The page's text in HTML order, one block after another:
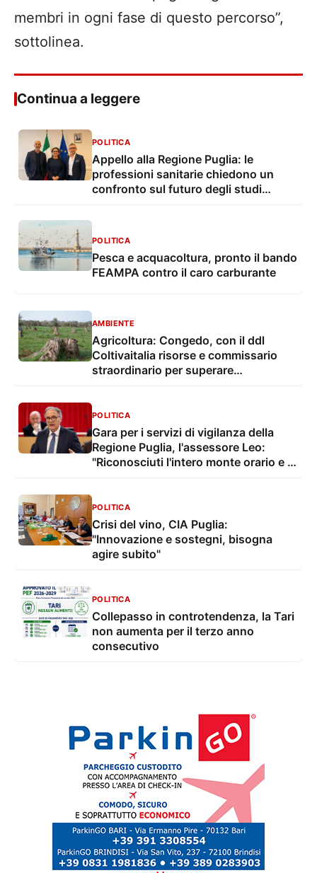
membri in ogni fase di questo percorso”,
sottolinea.
Continua a leggere
POLITICA
Appello alla Regione Puglia: le
professioni sanitarie chiedono un
confronto sul futuro degli studi
POLITICA
Pesca e acquacoltura, pronto il bando
FEAMPA contro il caro carburante
AMBIENTE
Agricoltura: Congedo, con il ddl
Coltivaitalia risorse e commissario
straordinario per superare
POLITICA
Gara per i servizi di vigilanza della
Regione Puglia, l'assessore Leo:
"Riconosciuti l'intero monte orario e il
POLITICA
Crisi del vino, CIA Puglia:
"Innovazione e sostegni, bisogna
agire subito"
POLITICA
Collepasso in controtendenza, la Tari
non aumenta per il terzo anno
consecutivo